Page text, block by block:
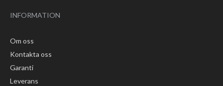
INFORMATION
Om oss
Kontakta oss
Garanti
Leverans